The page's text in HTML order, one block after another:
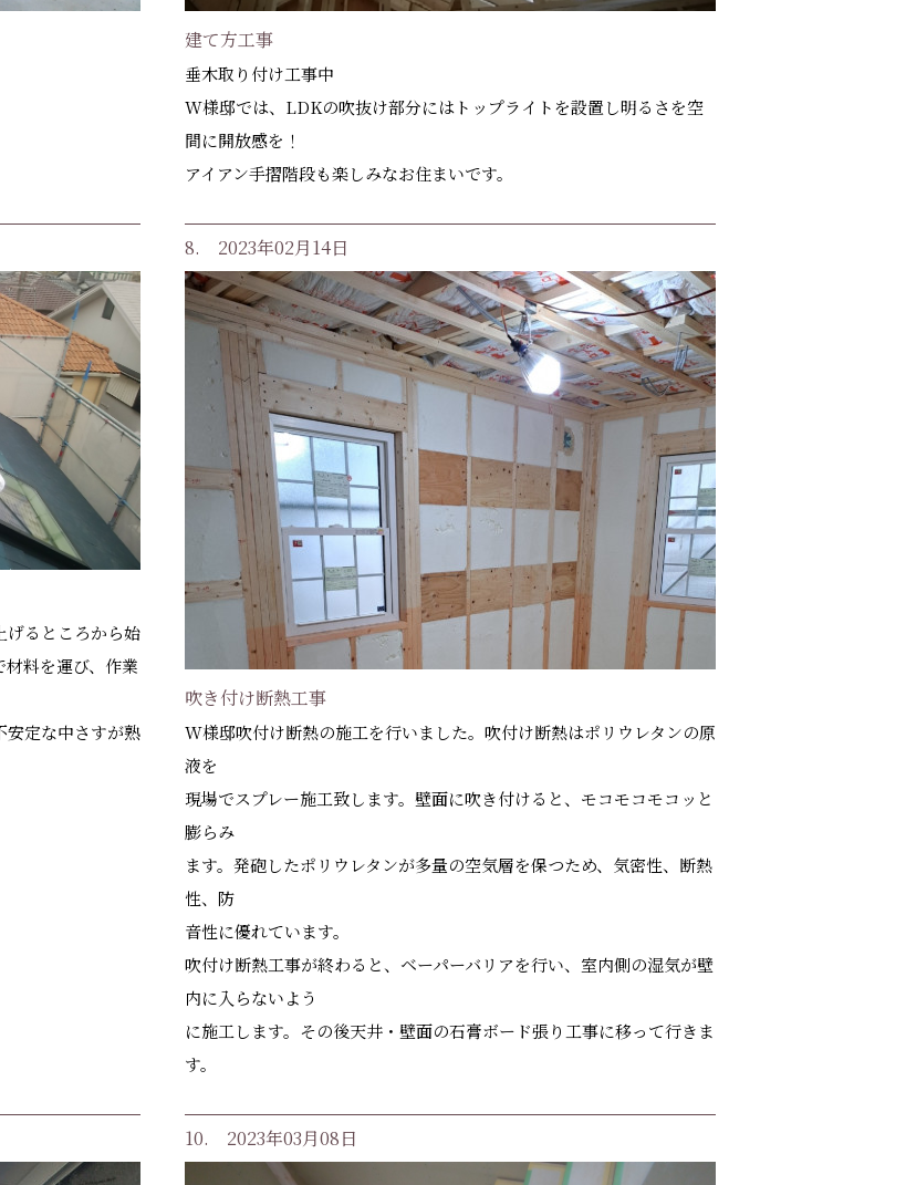
建て方工事
垂木取り付け工事中
W様邸では、LDKの吹抜け部分にはトップライトを設置し明るさを空
間に開放感を！
アイアン手摺階段も楽しみなお住まいです。
げるところから始
料を運び、作業
安定な中さすが熟
8. 2023年02月14日
吹き付け断熱工事
W様邸吹付け断熱の施工を行いました。吹付け断熱はポリウレタンの原
液を
現場でスプレー施工致します。壁面に吹き付けると、モコモコモコッと
膨らみ
ます。発砲したポリウレタンが多量の空気層を保つため、気密性、断熱
性、防
音性に優れています。
吹付け断熱工事が終わると、ベーパーバリアを行い、室内側の湿気が壁
内に入らないよう
に施工します。その後天井・壁面の石膏ボード張り工事に移って行きま
す。
10. 2023年03月08日